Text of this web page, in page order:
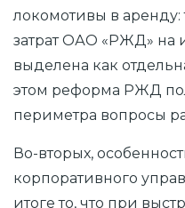
локомотивы в аренду:
затрат ОАО «РЖД» на
выделена как
этом реформа РЖД
периметра вопросы
Во-вторых,
корпоративного
итоге то, что при